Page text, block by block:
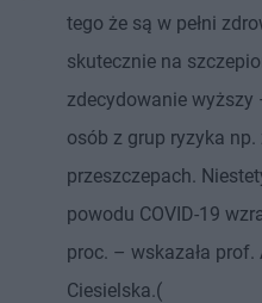
tego że są w pełni
skutecznie na
zdecydowanie
osób z grup ryzyka
przeszczepach.
powodu COVID-19
proc. – wskazała prof.
Ciesielska.(